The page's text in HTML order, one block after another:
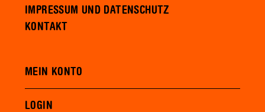
IMPRESSUM UND DATENSCHUTZ
KONTAKT
MEIN KONTO
LOGIN